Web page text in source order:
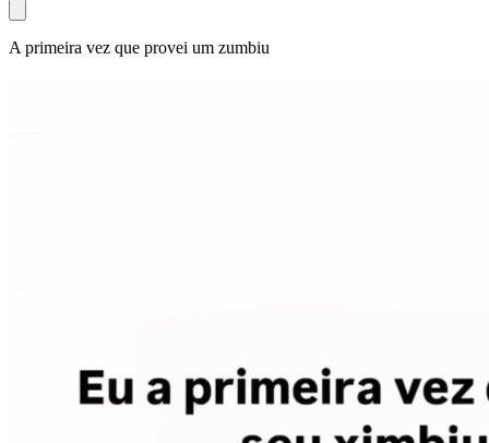
A primeira vez que provei um zumbiu